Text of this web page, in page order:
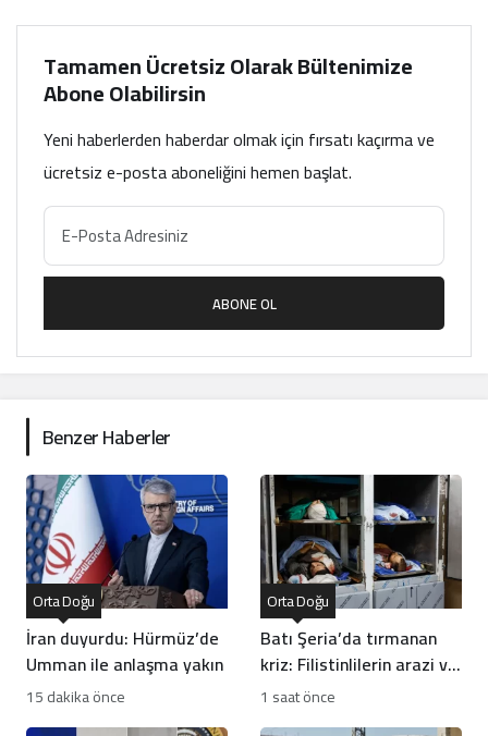
Tamamen Ücretsiz Olarak Bültenimize
Abone Olabilirsin
Yeni haberlerden haberdar olmak için fırsatı kaçırma ve
ücretsiz e-posta aboneliğini hemen başlat.
ABONE OL
Benzer Haberler
İran duyurdu: Hürmüz’de
Umman ile anlaşma yakın
Orta Doğu
15 dakika önce
Batı Şeria’da tırmanan
kriz: Filistinlilerin arazi ve
mülklerine baskı artıyor
Orta Doğu
1 saat önce